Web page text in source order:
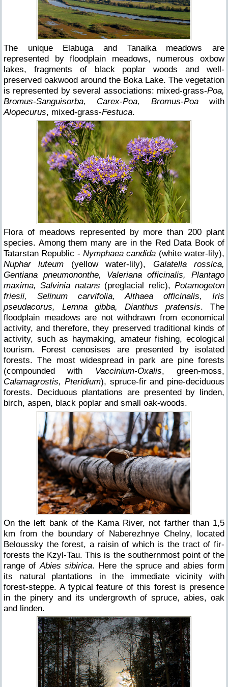
The unique Elabuga and Tanaika meadows are
represented by floodplain meadows, numerous oxbow
lakes, fragments of black poplar woods and well-
preserved oakwood around the Boka Lake. The vegetation
is represented by several associations: mixed-grass-Poa,
Вromus-Sanguisorba, Carex-Poa, Bromus-Poawith
Alopecurus, mixed-grass-Festuca.
Flora of meadows represented by more than 200 plant
species. Among them many are in the Red Data Book of
Tatarstan Republic - Nymphaea candida (white water-lily),
Nuphar luteum (yellow water-lily), Galatella rossica,
Gentiana pneumononthe, Valeriana officinalis, Plantago
maxima, Salvinia natans (preglacial relic),Potamogeton
friesii, Selinum carvifolia, Althaea officinalis, Iris
pseudacorus, Lemna gibba, Dianthus pratensis. The
floodplain meadows are not withdrawn from economical
activity, and therefore, they preserved traditional kinds of
activity, such as haymaking, amateur fishing, ecological
tourism. Forest cenosises are presented by isolated
forests. The most widespread in park are pine forests
(compounded with Vaccinium-Oxalis, green-moss,
Calamagrostis, Pteridium), spruce-fir and pine-deciduous
forests. Deciduous plantations are presented by linden,
birch, aspen, black poplar and small oak-woods.
On the left bank of the Kama River, not farther than 1,5
km from the boundary of Naberezhnye Chelny, located
Beloussky the forest, a raisin of which is the tract of fir-
forests the Kzyl-Tau. This is the southernmost point of the
range of Abies sibirica. Here the spruce and abies form
its natural plantations in the immediate vicinity with
forest-steppe. A typical feature of this forest is presence
in the pinery and its undergrowth of spruce, abies, oak
and linden.